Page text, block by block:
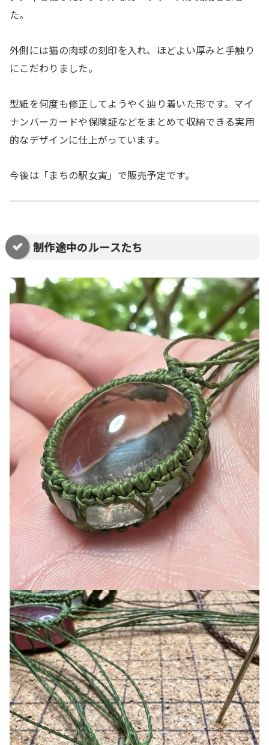
た。
外側には猫の肉球の刻印を入れ、ほどよい厚みと手触り
にこだわりました。
型紙を何度も修正してようやく辿り着いた形です。マイ
ナンバーカードや保険証などをまとめて収納できる実用
的なデザインに仕上がっています。
今後は「まちの駅女寅」で販売予定です。
制作途中のルースたち